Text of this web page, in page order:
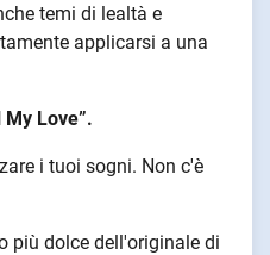
temi di lealtà e
applicarsi a una
Love”.
i tuoi sogni. Non c'è
più dolce dell'originale di